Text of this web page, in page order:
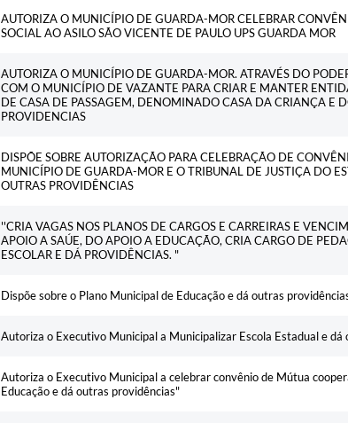
AUTORIZA O MUNICÍPIO DE GUARDA-MOR CELEBRAR
SOCIAL AO ASILO SÃO VICENTE DE PAULO UPS GUARDA MOR
AUTORIZA O MUNICÍPIO DE GUARDA-MOR. ATRAVÉS DO
COM O MUNICÍPIO DE VAZANTE PARA CRIAR E MANTER
DE CASA DE PASSAGEM, DENOMINADO CASA DA CRIANÇA E
PROVIDENCIAS
DISPÕE SOBRE AUTORIZAÇÃO PARA CELEBRAÇÃO DE
MUNICÍPIO DE GUARDA-MOR E O TRIBUNAL DE JUSTIÇA DO
OUTRAS PROVIDÊNCIAS
''CRIA VAGAS NOS PLANOS DE CARGOS E CARREIRAS E
APOIO A SAÚE, DO APOIO A EDUCAÇÃO, CRIA CARGO DE
ESCOLAR E DÁ PROVIDÊNCIAS. "
Dispõe sobre o Plano Municipal de Educação e dá outras
Autoriza o Executivo Municipal a Municipalizar Escola Estadual e dá
Autoriza o Executivo Municipal a celebrar convênio de Mútua
Educação e dá outras providências"